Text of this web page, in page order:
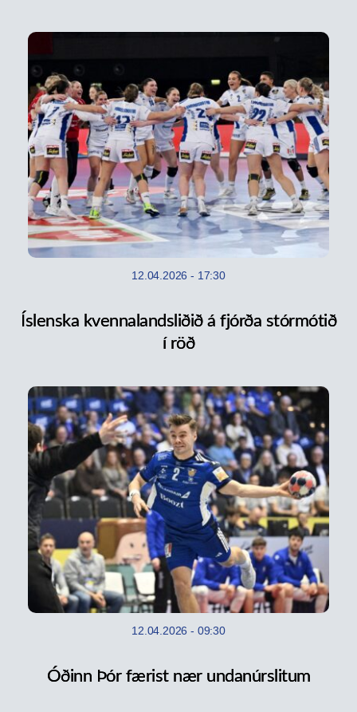
12.04.2026 - 17:30
Íslenska kvennalandsliðið á fjórða stórmótið
í röð
12.04.2026 - 09:30
Óðinn Þór færist nær undanúrslitum